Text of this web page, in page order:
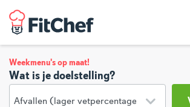
Weekmenu's op maat!
Wat is je doelstelling?